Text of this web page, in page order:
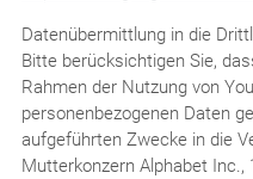
Datenübermittlung in die
Bitte berücksichtigen Sie,
Rahmen der Nutzung von
personenbezogenen Daten
aufgeführten Zwecke in die
Mutterkonzern Alphabet Inc.,